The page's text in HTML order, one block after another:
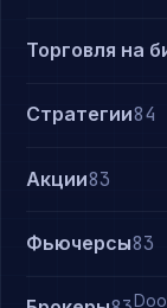
Торговля на
Стратегии84
Акции83
Фьючерсы83